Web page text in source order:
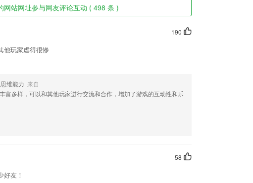
企业提升沟通流畅度，实现员工基于工作要求学习，并通过规模
决方案。
面的考试体验。
。
进行字母学习。
网站网址参与网友评论互动 ( 498 条 )
190
他玩家虐得很惨
维能力 来自
富多样，可以和其他玩家进行交流和合作，增加了游戏的互动性和乐
58
友！